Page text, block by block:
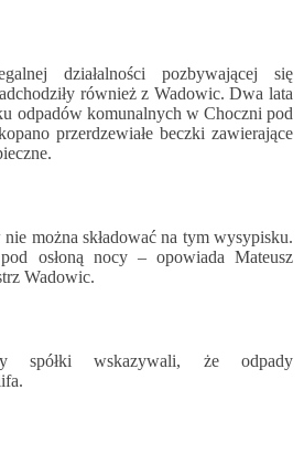
działalności pozbywającej się
również z Wadowic. Dwa lata
odpadów komunalnych w Choczni pod
przerdzewiałe beczki zawierające
można składować na tym wysypisku.
osłoną nocy – opowiada Mateusz
Wadowic.
spółki wskazywali, że odpady